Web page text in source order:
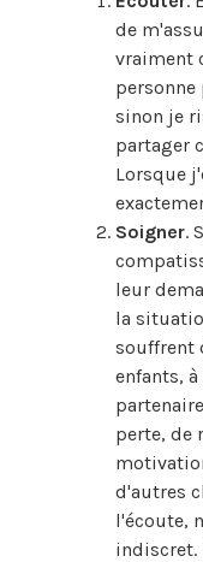
de
vraiment
sinon je
partager
Lorsque
Soigner.
leur
la
souffrent
enfants,
perte, de
d'autres
l'écoute,
indiscret.